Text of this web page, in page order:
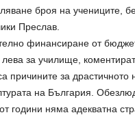
броя на учениците,
Преслав.
финансиране от
за училище, коментират
причините за
на България.
години няма адекватна